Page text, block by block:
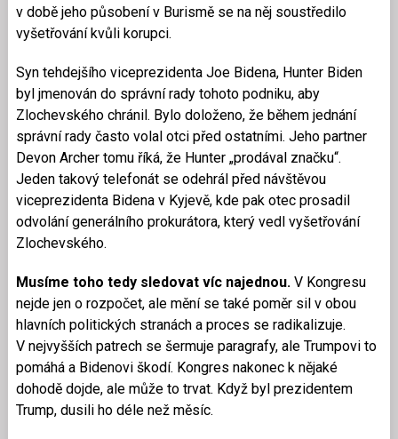
v době jeho působení v Burismě se na něj soustředilo
vyšetřování kvůli korupci.
Syn tehdejšího viceprezidenta Joe Bidena, Hunter Biden
byl jmenován do správní rady tohoto podniku, aby
Zlochevského chránil. Bylo doloženo, že během jednání
správní rady často volal otci před ostatními. Jeho partner
Devon Archer tomu říká, že Hunter „prodával značku“.
Jeden takový telefonát se odehrál před návštěvou
viceprezidenta Bidena v Kyjevě, kde pak otec prosadil
odvolání generálního prokurátora, který vedl vyšetřování
Zlochevského.
Musíme toho tedy sledovat víc najednou. V Kongresu
nejde jen o rozpočet, ale mění se také poměr sil v obou
hlavních politických stranách a proces se radikalizuje.
V nejvyšších patrech se šermuje paragrafy, ale Trumpovi to
pomáhá a Bidenovi škodí. Kongres nakonec k nějaké
dohodě dojde, ale může to trvat. Když byl prezidentem
Trump, dusili ho déle než měsíc.